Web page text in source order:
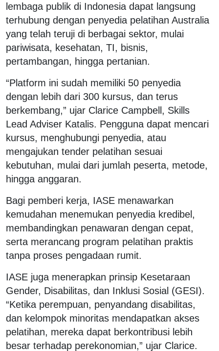
lembaga publik di Indonesia dapat langsung
terhubung dengan penyedia pelatihan Australia
yang telah teruji di berbagai sektor, mulai
pariwisata, kesehatan, TI, bisnis,
pertambangan, hingga pertanian.
“Platform ini sudah memiliki 50 penyedia
dengan lebih dari 300 kursus, dan terus
berkembang,” ujar Clarice Campbell, Skills
Lead Adviser Katalis. Pengguna dapat mencari
kursus, menghubungi penyedia, atau
mengajukan tender pelatihan sesuai
kebutuhan, mulai dari jumlah peserta, metode,
hingga anggaran.
Bagi pemberi kerja, IASE menawarkan
kemudahan menemukan penyedia kredibel,
membandingkan penawaran dengan cepat,
serta merancang program pelatihan praktis
tanpa proses pengadaan rumit.
IASE juga menerapkan prinsip Kesetaraan
Gender, Disabilitas, dan Inklusi Sosial (GESI).
“Ketika perempuan, penyandang disabilitas,
dan kelompok minoritas mendapatkan akses
pelatihan, mereka dapat berkontribusi lebih
besar terhadap perekonomian,” ujar Clarice.